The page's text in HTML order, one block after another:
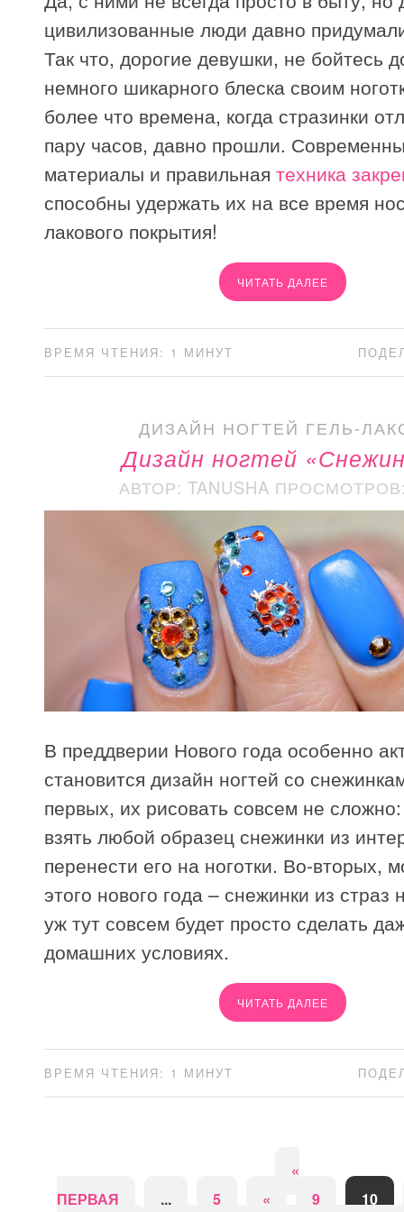
цивилизованные люди давно
Так что, дорогие девушки, не бойтесь
немного шикарного блеска своим
более что времена, когда стразинки
пару часов, давно прошли.
материалы и правильная техника
способны удержать их на все время
лакового покрытия!
ЧИТАТЬ ДАЛЕЕ
ВРЕМЯ ЧТЕНИЯ: 1 МИНУТ
ДИЗАЙН НОГТЕЙ ГЕЛЬ-
Дизайн ногтей
АВТОР: TANUSHA
В преддверии Нового года особенно
становится дизайн ногтей со
первых, их рисовать совсем не
взять любой образец снежинки из
перенести его на ноготки. Во-вторых,
этого нового года – снежинки из страз
уж тут совсем будет просто сделать
домашних условиях.
ЧИТАТЬ ДАЛЕЕ
ВРЕМЯ ЧТЕНИЯ: 1 МИНУТ
«
ПЕРВАЯ
... 5 « 9
10